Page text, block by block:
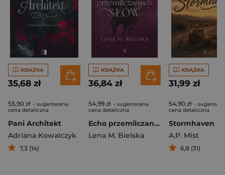
KSIĄŻKA
35,68 zł
55,90 zł - sugerowana
cena detaliczna
Pani Architekt
Adriana Kowalczyk
7,3 (14)
KSIĄŻKA
36,84 zł
54,99 zł - sugerowana
cena detaliczna
Echo przemilczanych słów
Lena M. Bielska
KSIĄŻKA
31,99 zł
54,90 zł -
cena detaliczna
Stormhaven
A.P. Mist
6,8 (31)